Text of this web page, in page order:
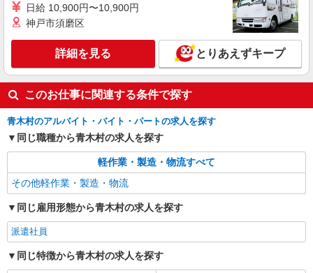
日給 10,900円〜10,900円
神戸市須磨区
詳細を見る とりあえずキープ
このお仕事に関連する条件で探す
青木村のアルバイト・バイト・パートの求人を探す
同じ職種から青木村の求人を探す
軽作業・製造・物流すべて
その他軽作業・製造・物流
同じ雇用形態から青木村の求人を探す
派遣社員
同じ特徴から青木村の求人を探す